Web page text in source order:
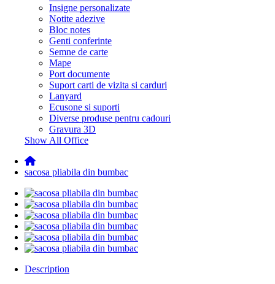
Insigne personalizate
Notite adezive
Bloc notes
Genti conferinte
Semne de carte
Mape
Port documente
Suport carti de vizita si carduri
Lanyard
Ecusone si suporti
Diverse produse pentru cadouri
Gravura 3D
Show All Office
sacosa pliabila din bumbac
Description